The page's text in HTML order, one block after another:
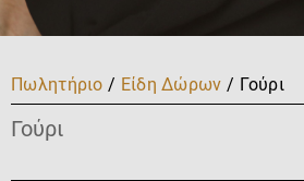
Πωλητήριο / Είδη Δώρων / Γούρι
Γούρι